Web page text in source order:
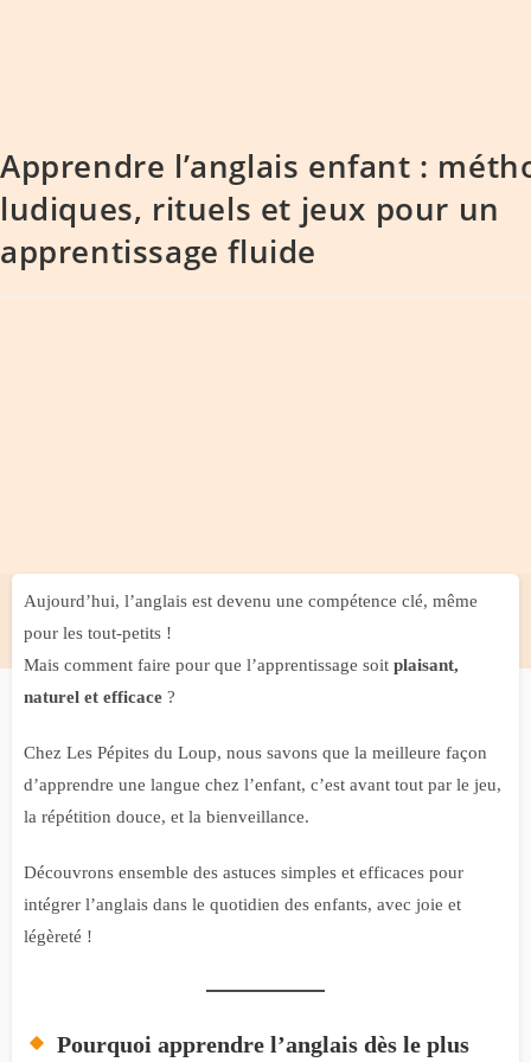
Apprendre l’anglais enfant :
ludiques, rituels et jeux pour un
apprentissage fluide
Aujourd’hui, l’anglais est devenu une compétence clé, même
pour les tout-petits !
Mais comment faire pour que l’apprentissage soit plaisant,
naturel et efficace ?
Chez Les Pépites du Loup, nous savons que la meilleure façon
d’apprendre une langue chez l’enfant, c’est avant tout par le jeu,
la répétition douce, et la bienveillance.
Découvrons ensemble des astuces simples et efficaces pour
intégrer l’anglais dans le quotidien des enfants, avec joie et
légèreté !
Pourquoi apprendre l’anglais dès le plus